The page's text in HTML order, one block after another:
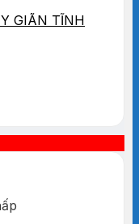
GIÃN TĨNH